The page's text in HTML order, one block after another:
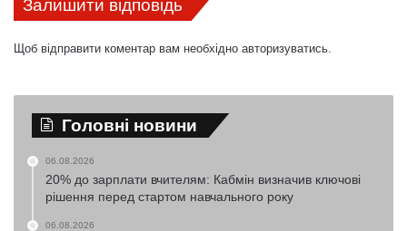
Залишити відповідь
Щоб відправити коментар вам необхідно авторизуватись.
Головні новини
06.08.2026
20% до зарплати вчителям: Кабмін визначив ключові
рішення перед стартом навчального року
06.08.2026